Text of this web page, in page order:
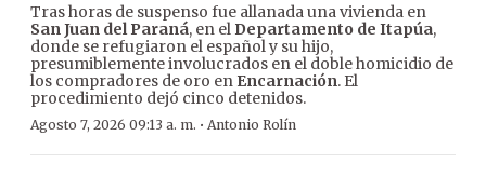
Tras horas de suspenso fue allanada una vivienda en
San Juan del Paraná, en el Departamento de Itapúa,
donde se refugiaron el español y su hijo,
presumiblemente involucrados en el doble homicidio de
los compradores de oro en Encarnación. El
procedimiento dejó cinco detenidos.
Agosto 7, 2026 09:13 a. m. · Antonio Rolín